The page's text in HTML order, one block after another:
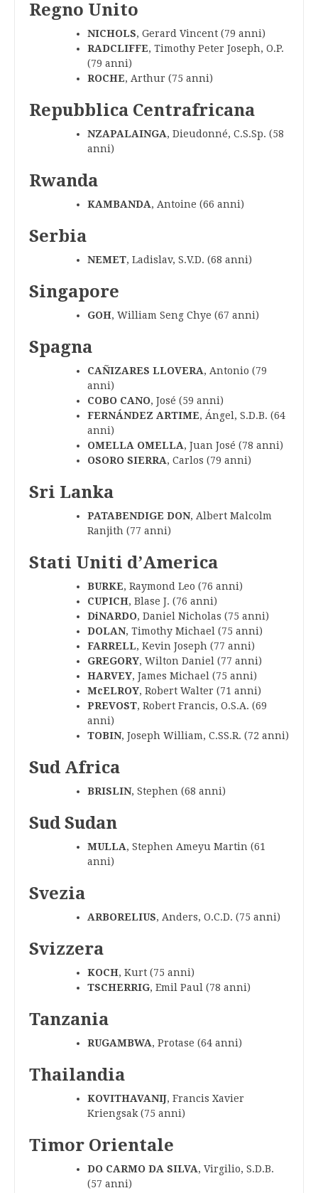
Regno Unito
NICHOLS, Gerard Vincent (79 anni)
RADCLIFFE, Timothy Peter Joseph, O.P.
(79 anni)
ROCHE, Arthur (75 anni)
Repubblica Centrafricana
NZAPALAINGA, Dieudonné, C.S.Sp. (58
anni)
Rwanda
KAMBANDA, Antoine (66 anni)
Serbia
NEMET, Ladislav, S.V.D. (68 anni)
Singapore
GOH, William Seng Chye (67 anni)
Spagna
CAÑIZARES LLOVERA, Antonio (79
anni)
COBO CANO, José (59 anni)
FERNÁNDEZ ARTIME, Ángel, S.D.B. (64
anni)
OMELLA OMELLA, Juan José (78 anni)
OSORO SIERRA, Carlos (79 anni)
Sri Lanka
PATABENDIGE DON, Albert Malcolm
Ranjith (77 anni)
Stati Uniti d’America
BURKE, Raymond Leo (76 anni)
CUPICH, Blase J. (76 anni)
DiNARDO, Daniel Nicholas (75 anni)
DOLAN, Timothy Michael (75 anni)
FARRELL, Kevin Joseph (77 anni)
GREGORY, Wilton Daniel (77 anni)
HARVEY, James Michael (75 anni)
McELROY, Robert Walter (71 anni)
PREVOST, Robert Francis, O.S.A. (69
anni)
TOBIN, Joseph William, C.SS.R. (72 anni)
Sud Africa
BRISLIN, Stephen (68 anni)
Sud Sudan
MULLA, Stephen Ameyu Martin (61
anni)
Svezia
ARBORELIUS, Anders, O.C.D. (75 anni)
Svizzera
KOCH, Kurt (75 anni)
TSCHERRIG, Emil Paul (78 anni)
Tanzania
RUGAMBWA, Protase (64 anni)
Thailandia
KOVITHAVANIJ, Francis Xavier
Kriengsak (75 anni)
Timor Orientale
DO CARMO DA SILVA, Virgilio, S.D.B.
(57 anni)